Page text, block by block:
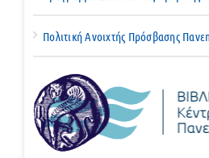
Πολιτική Ανοιχτής Πρόσβασης